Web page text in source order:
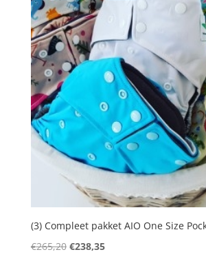
(3) Compleet pakket AIO One Size
€265,20 Oorspronkelijke
€238,35Huidige